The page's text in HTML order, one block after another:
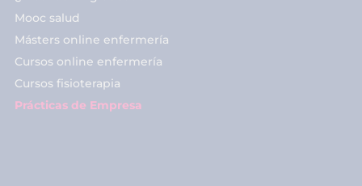
Mooc salud
Másters online enfermería
Cursos online enfermería
Cursos fisioterapia
Prácticas de Empresa